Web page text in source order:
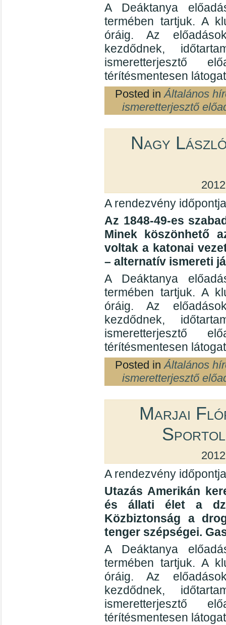
A Deáktanya
termében tartjuk. A
óráig. Az
kezdődnek,
ismeretterjesztő
térítésmentesen
Posted in Általános
ismeretterjesztő
Nagy
A rendezvény
Az 1848-49-es
Minek köszönhető
voltak a katonai
– alternatív ismereti
A Deáktanya
termében tartjuk. A
óráig. Az
kezdődnek,
ismeretterjesztő
térítésmentesen
Posted in Általános
ismeretterjesztő
Marjai
A rendezvény
Utazás Amerikán
és állati élet a
Közbiztonság a
tenger szépségei.
A Deáktanya
termében tartjuk. A
óráig. Az
kezdődnek,
ismeretterjesztő
térítésmentesen